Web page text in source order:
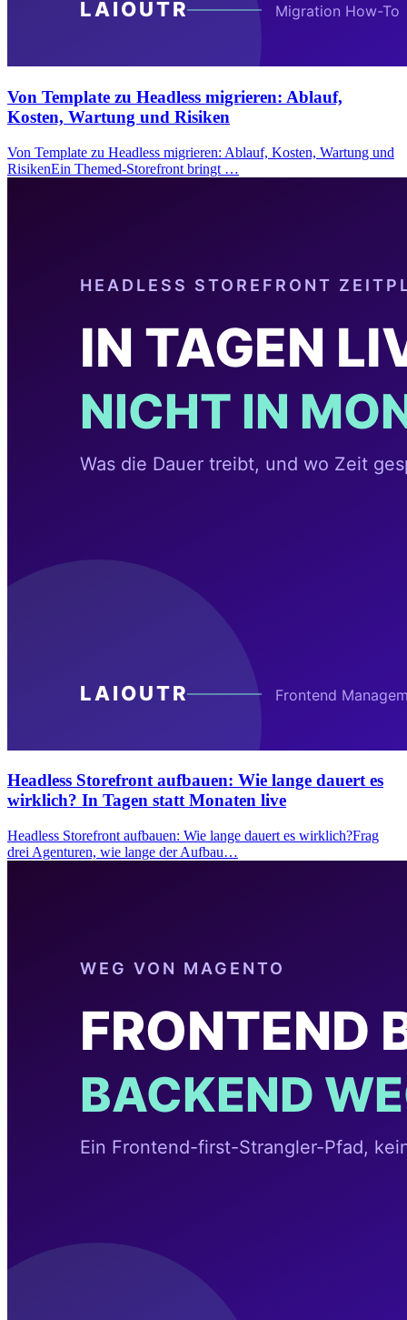
Von Template zu Headless migrieren: Ablauf,
Kosten, Wartung und Risiken
Von Template zu Headless migrieren: Ablauf, Kosten, Wartung und
RisikenEin Themed-Storefront bringt …
Headless Storefront aufbauen: Wie lange dauert es
wirklich? In Tagen statt Monaten live
Headless Storefront aufbauen: Wie lange dauert es wirklich?Frag
drei Agenturen, wie lange der Aufbau…